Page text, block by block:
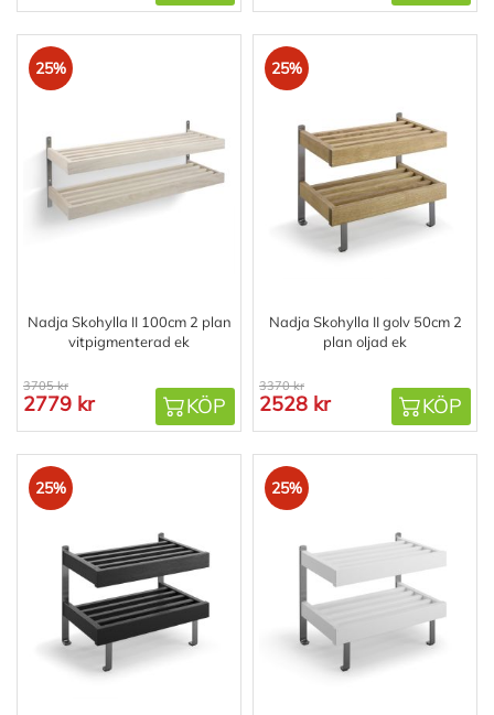
25%
Nadja Skohylla II 100cm 2 plan
vitpigmenterad ek
3705 kr
2779 kr KÖP
25%
Nadja Skohylla II golv 50cm 2
plan oljad ek
3370 kr
2528 kr KÖP
25% 25%